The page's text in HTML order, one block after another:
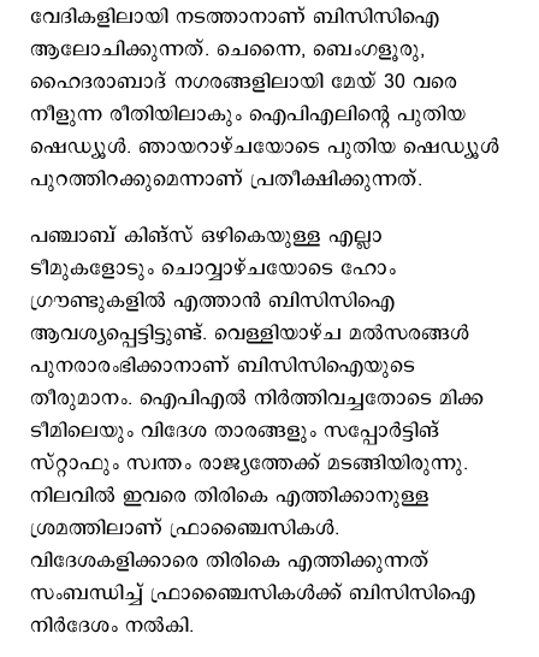
വേദികളിലായി നടത്താനാണ് ബിസിസിഐ
ആലോചിക്കുന്നത്. ചെന്നൈ, ബെംഗളൂരു,
ഹൈദരാബാദ് നഗരങ്ങളിലായി മേയ് 30 വരെ
നീളുന്ന രീതിയിലാകും ഐപിഎലിന്‍റെ പുതിയ
ഷെഡ്യൂള്‍. ഞായറാഴ്ചയോടെ പുതിയ ഷെഡ്യൂള്‍
പുറത്തിറക്കുമെന്നാണ് പ്രതീക്ഷിക്കുന്നത്.
പഞ്ചാബ് കിങ്സ് ഒഴികെയുള്ള എല്ലാ
ടീമുകളോടും ചൊവ്വാഴ്ചയോടെ ഹോം
ഗ്രൗണ്ടുകളില്‍ എത്താന്‍ ബിസിസിഐ
ആവശ്യപ്പെട്ടിട്ടുണ്ട്. വെള്ളിയാഴ്ച മല്‍സരങ്ങള്‍
പുനരാരംഭിക്കാനാണ് ബിസിസിഐയുടെ
തീരുമാനം. ഐപിഎല്‍ നിര്‍ത്തിവച്ചതോടെ മിക്ക
ടീമിലെയും വിദേശ താരങ്ങളും സപ്പോര്‍ട്ടിങ്
സ്റ്റാഫും സ്വന്തം രാജ്യത്തേക്ക് മടങ്ങിയിരുന്നു.
നിലവില്‍ ഇവരെ തിരികെ എത്തിക്കാനുള്ള
ശ്രമത്തിലാണ് ഫ്രാഞ്ചൈസികള്‍.
വിദേശകളിക്കാരെ തിരികെ എത്തിക്കുന്നത്
സംബന്ധിച്ച് ഫ്രാഞ്ചൈസികള്‍ക്ക് ബിസിസിഐ
നിര്‍ദേശം നല്‍കി.